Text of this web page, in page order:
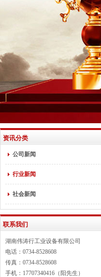
资讯分类
公司新闻
行业新闻
社会新闻
联系我们
湖南伟涛行工业设备有限公司
电话：0734-8528608
传真：0734-8528608
手机：17707340416（阳先生）